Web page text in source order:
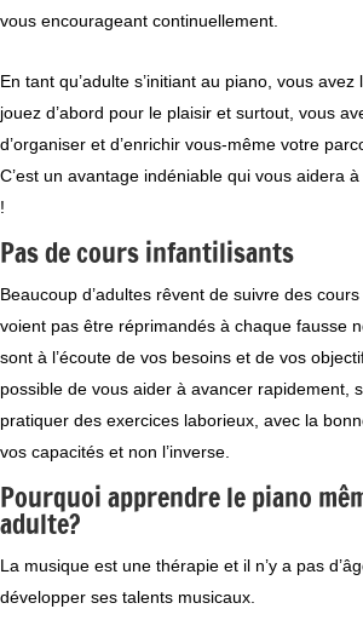
vous encourageant continuellement.
En tant qu’adulte s’initiant au piano, vous
jouez d’abord pour le plaisir et surtout, vous
d’organiser et d’enrichir vous-même votre
C’est un avantage indéniable qui vous aidera
!
Pas de cours infantilisants
Beaucoup d’adultes rêvent de suivre des
voient pas être réprimandés à chaque fausse
sont à l’écoute de vos besoins et de vos
possible de vous aider à avancer rapidement,
pratiquer des exercices laborieux, avec la
vos capacités et non l’inverse.
Pourquoi apprendre le piano
adulte?
La musique est une thérapie et il n’y a pas
développer ses talents musicaux.